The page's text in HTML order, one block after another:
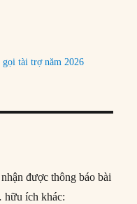
gọi tài trợ năm 2026
được thông báo bài
hữu ích khác: